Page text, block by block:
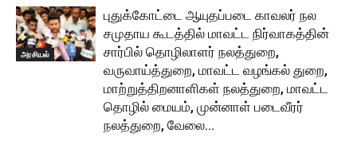
அரசியல்
புதுக்கோட்டை ஆயுதப்படை காவலர் நல
சமுதாய கூடத்தில் மாவட்ட நிர்வாகத்தின்
சார்பில் தொழிலாளர் நலத்துறை,
வருவாய்த்துறை, மாவட்ட வழங்கல் துறை,
மாற்றுத்திறனாளிகள் நலத்துறை, மாவட்ட
தொழில் மையம், முன்னாள் படைவீரர்
நலத்துறை, வேலை...